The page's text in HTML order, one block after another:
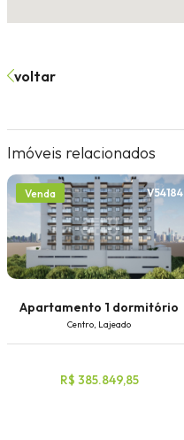
voltar
Imóveis relacionados
Venda V54184
Apartamento 1 dormitório
Centro, Lajeado
R$ 385.849,85